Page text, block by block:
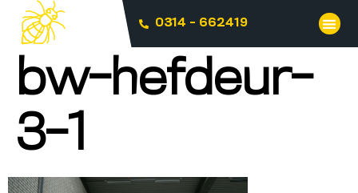
0314 - 662419
bw-hefdeur-
3-1